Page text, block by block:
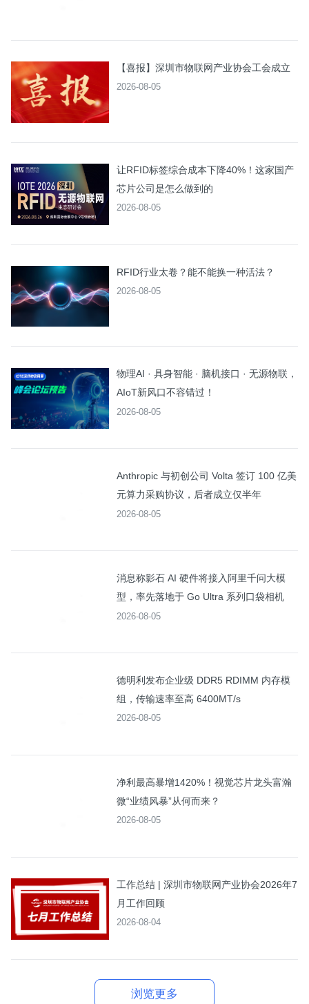
【喜报】深圳市物联网产业协会工会成立
2026-08-05
让RFID标签综合成本下降40%！这家国产
芯片公司是怎么做到的
2026-08-05
RFID行业太卷？能不能换一种活法？
2026-08-05
物理AI · 具身智能 · 脑机接口 · 无源物联，
AIoT新风口不容错过！
2026-08-05
Anthropic 与初创公司 Volta 签订 100 亿美
元算力采购协议，后者成立仅半年
2026-08-05
消息称影石 AI 硬件将接入阿里千问大模
型，率先落地于 Go Ultra 系列口袋相机
2026-08-05
德明利发布企业级 DDR5 RDIMM 内存模
组，传输速率至高 6400MT/s
2026-08-05
净利最高暴增1420%！视觉芯片龙头富瀚
微“业绩风暴”从何而来？
2026-08-05
工作总结 | 深圳市物联网产业协会2026年7
月工作回顾
2026-08-04
浏览更多